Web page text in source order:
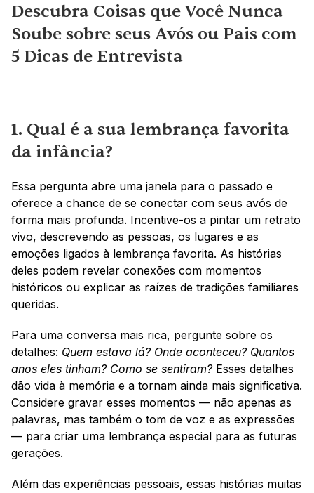
Descubra Coisas que Você Nunca
Soube sobre seus Avós ou Pais com
5 Dicas de Entrevista
1. Qual é a sua lembrança favorita
da infância?
Essa pergunta abre uma janela para o passado e
oferece a chance de se conectar com seus avós de
forma mais profunda. Incentive-os a pintar um retrato
vivo, descrevendo as pessoas, os lugares e as
emoções ligados à lembrança favorita. As histórias
deles podem revelar conexões com momentos
históricos ou explicar as raízes de tradições familiares
queridas.
Para uma conversa mais rica, pergunte sobre os
detalhes: Quem estava lá? Onde aconteceu? Quantos
anos eles tinham? Como se sentiram? Esses detalhes
dão vida à memória e a tornam ainda mais significativa.
Considere gravar esses momentos — não apenas as
palavras, mas também o tom de voz e as expressões
— para criar uma lembrança especial para as futuras
gerações.
Além das experiências pessoais, essas histórias muitas